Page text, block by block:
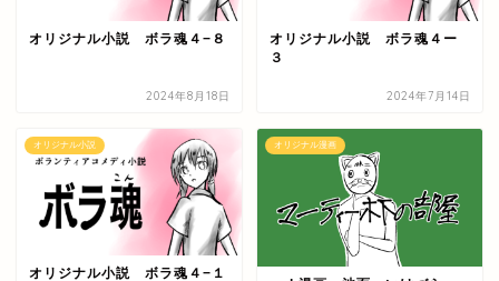
オリジナル小説 ボラ魂４−８
2024年8月18日
オリジナル小説 ボラ魂４ー
３
2024年7月14日
オリジナル小説
オリジナル小説 ボラ魂４−１
オリジナル漫画